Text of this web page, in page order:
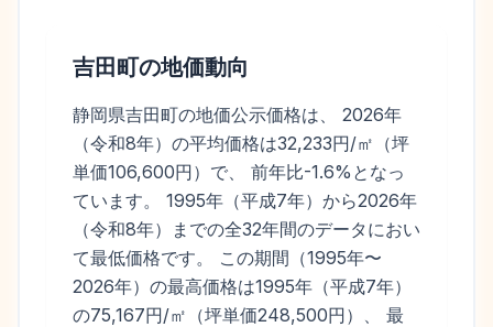
吉田町の地価動向
静岡県吉田町の地価公示価格は、 2026年
（令和8年）の平均価格は32,233円/㎡（坪
単価106,600円）で、 前年比-1.6%となっ
ています。 1995年（平成7年）から2026年
（令和8年）までの全32年間のデータにおい
て最低価格です。 この期間（1995年〜
2026年）の最高価格は1995年（平成7年）
の75,167円/㎡（坪単価248,500円）、 最